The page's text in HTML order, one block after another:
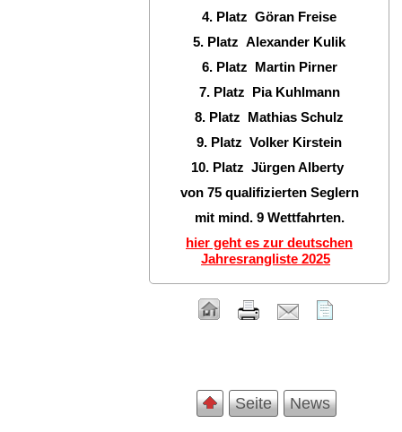
4. Platz Göran Freise
5. Platz Alexander Kulik
6. Platz Martin Pirner
7. Platz Pia Kuhlmann
8. Platz Mathias Schulz
9. Platz Volker Kirstein
10. Platz Jürgen Alberty
von 75 qualifizierten Seglern
mit mind. 9 Wettfahrten.
hier geht es zur deutschen
Jahresrangliste 2025
Seite News